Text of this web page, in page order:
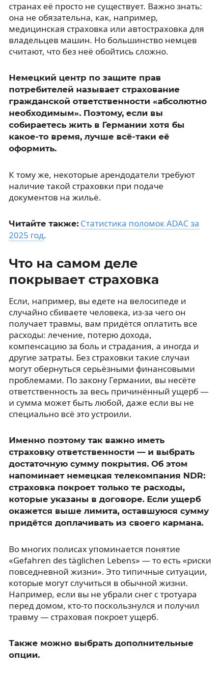
странах её просто не существует. Важно знать:
она не обязательна, как, например,
медицинская страховка или автостраховка для
владельцев машин. Но большинство немцев
считают, что без неё обойтись сложно.
Немецкий центр по защите прав
потребителей называет страхование
гражданской ответственности «абсолютно
необходимым». Поэтому, если вы
собираетесь жить в Германии хотя бы
какое-то время, лучше всё-таки её
оформить.
К тому же, некоторые арендодатели требуют
наличие такой страховки при подаче
документов на жильё.
Читайте также: Статистика поломок ADAC за
2025 год.
Что на самом деле
покрывает страховка
Если, например, вы едете на велосипеде и
случайно сбиваете человека, из-за чего он
получает травмы, вам придётся оплатить все
расходы: лечение, потерю дохода,
компенсацию за боль и страдания, а иногда и
другие затраты. Без страховки такие случаи
могут обернуться серьёзными финансовыми
проблемами. По закону Германии, вы несёте
ответственность за весь причинённый ущерб —
и сумма может быть любой, даже если вы не
специально всё это устроили.
Именно поэтому так важно иметь
страховку ответственности — и выбрать
достаточную сумму покрытия. Об этом
напоминает немецкая телекомпания NDR:
страховка покроет только те расходы,
которые указаны в договоре. Если ущерб
окажется выше лимита, оставшуюся сумму
придётся доплачивать из своего кармана.
Во многих полисах упоминается понятие
«Gefahren des täglichen Lebens» — то есть «риски
повседневной жизни». Это типичные ситуации,
которые могут случиться в обычной жизни.
Например, если вы не убрали снег с тротуара
перед домом, кто-то поскользнулся и получил
травму — страховая покроет ущерб.
Также можно выбрать дополнительные
опции.